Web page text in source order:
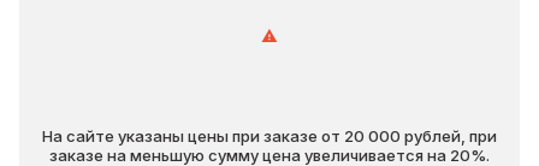
На сайте указаны цены при заказе от 20 000 рублей, при
заказе на меньшую сумму цена увеличивается на 20%.